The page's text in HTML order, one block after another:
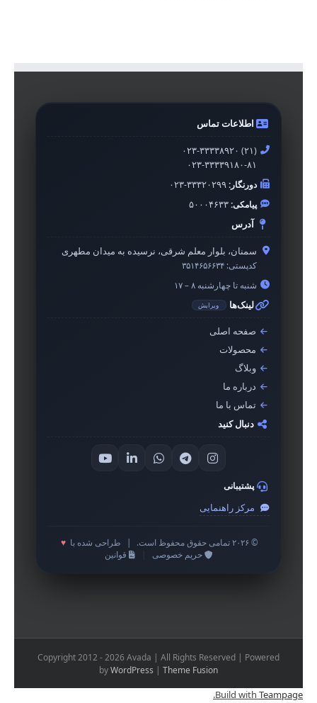
اطلاعات تماس
۰۲۳-۳۳۳۳۸۹۲۰ (۲۱)
۰۲۳-۳۳۳۳۹۱۸۰-۸۱
دورنگار:۰۲۳-۳۳۳۲۰۲۹۹
پیامکی:۵۰۰۰۴۶۳۳
آدرس
سمنان، بلوار معلم شرقی، نرسیده به میدان مطهری
کدپستی: ۳۵۱۴۶۵۶۶۳۴
شنبه تا چهارشنبه ۸ – ۱۷
لینک‌ها ویرایش
صفحه اصلی
محصولات
وبلاگ
درباره ما
تماس با ما
دنبال کنید
پشتیبانی
مرکز راهنمایی
© ۲۰۲۶ تمامی حقوق محفوظ است. طراحی شده با ♥
حریم خصوصی
قوانین
Copyright 2012 - 2026 Avada | All Rights Reserved | Powered
byWordPress | Theme Fusion
Build with Teampage
.